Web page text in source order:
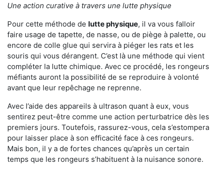
Une action curative à travers une lutte physique
Pour cette méthode de lutte physique, il va vous falloir
faire usage de tapette, de nasse, ou de piège à palette, ou
encore de colle glue qui servira à piéger les rats et les
souris qui vous dérangent. C’est là une méthode qui vient
compléter la lutte chimique. Avec ce procédé, les rongeurs
méfiants auront la possibilité de se reproduire à volonté
avant que leur repêchage ne reprenne.
Avec l’aide des appareils à ultrason quant à eux, vous
sentirez peut-être comme une action perturbatrice dès les
premiers jours. Toutefois, rassurez-vous, cela s’estompera
pour laisser place à son efficacité face à ces rongeurs.
Mais bon, il y a de fortes chances qu’après un certain
temps que les rongeurs s’habituent à la nuisance sonore.